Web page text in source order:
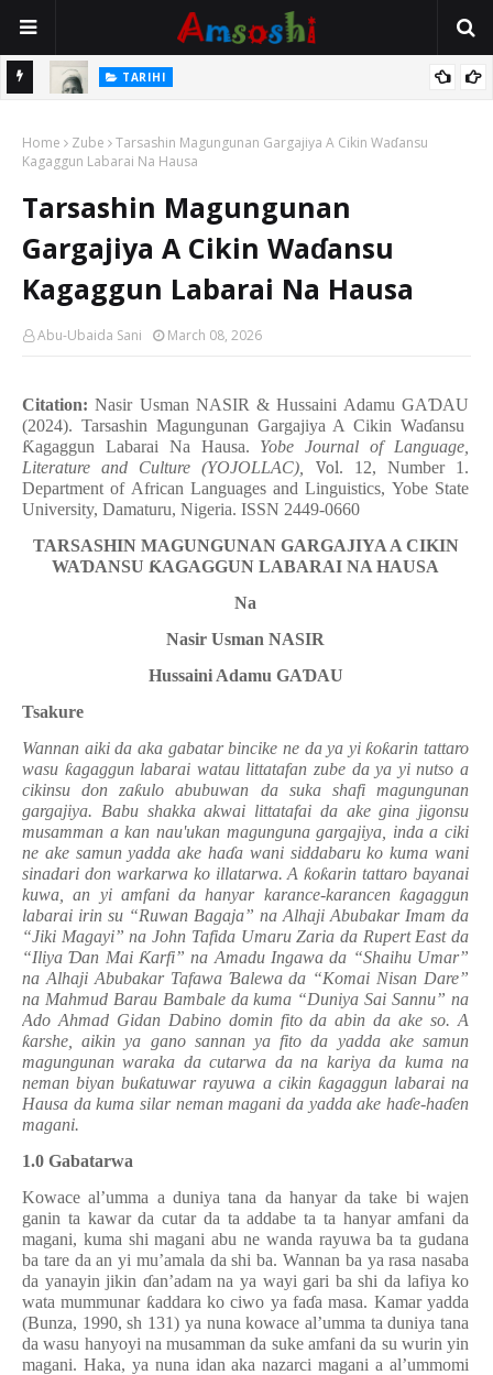
TARIHI
Usman Kure Bungudu
Home Zube
Tarsashin Magungunan Gargajiya A Cikin Waɗansu
Kagaggun Labarai Na Hausa
Tarsashin Magungunan
Gargajiya A Cikin Waɗansu
Kagaggun Labarai Na Hausa
Abu-Ubaida Sani March 08, 2026
Citation: Nasir Usman NASIR &Hussaini Adamu GAƊAU
(2024). Tarsashin Magungunan Gargajiya A Cikin Waɗansu
Ƙagaggun Labarai Na Hausa. Yobe Journal of Language,
Literature and Culture (YOJOLLAC),
Vol. 12, Number 1.
Department of African Languages and Linguistics, Yobe State
University, Damaturu, Nigeria. ISSN 2449-0660
TARSASHIN MAGUNGUNAN GARGAJIYA A CIKIN
WAƊANSU ƘAGAGGUN LABARAI NA HAUSA
Na
Nasir Usman NASIR
Hussaini Adamu GAƊAU
Tsakure
Wannan aiki da aka gabatar bincike ne da ya yiƙoƙarin tattaro
wasu ƙagaggun labarai watau littatafan zube da ya yi nutso a
cikinsu don zaƙulo abubuwan da suka shafi magungunan
gargajiya. Babu shakka akwai littatafai da ake gina jigonsu
musamman a kan nau'ukan magunguna gargajiya, inda a ciki
ne ake samun yadda ake haɗa wani siddabaru ko kuma wani
sinadari don warkarwa ko illatarwa. Aƙoƙarin tattaro bayanai
kuwa, an yi amfani da hanyar karance-karancenƙagaggun
labarai irin su “Ruwan Bagaja” na Alhaji Abubakar Imam da
“Jiki Magayi” na John Tafida Umaru Zaria da Rupert East da
“IliyaƊan Mai Ƙarfi” na Amadu Ingawa da “Shaihu Umar”
na Alhaji Abubakar Tafawa Ɓalewa da “Komai Nisan Dare”
na Mahmud Barau Bambale da kuma “Duniya Sai Sannu” na
Ado Ahmad Gidan Dabino domin fito da abin da ake so. A
ƙarshe, aikin ya gano sannan ya fito da yadda ake samun
magungunan waraka da cutarwa da na kariya da kuma na
neman biyan buƙatuwar rayuwa a cikin ƙagaggun labarai na
Hausa da kuma silar neman magani da yadda ake haɗe-haɗen
magani.
1.0 Gabatarwa
Kowace al’umma a duniya tana da hanyar da take bi wajen
ganin ta kawar da cutar da ta addabe ta ta hanyar amfani da
magani, kuma shi magani abu ne wanda rayuwa ba ta gudana
ba tare da an yi mu’amala da shi ba. Wannan ba ya rasa nasaba
da yanayin jikin ɗan’adam na ya wayi gari ba shi da lafiya ko
wata mummunar ƙaddara ko ciwo ya faɗa masa. Kamar yadda
(Bunza, 1990, sh 131) ya nuna kowace al’umma ta duniya tana
da wasu hanyoyi na musamman da suke amfani da su wurin yin
magani. Haka, ya nuna idan aka nazarci magani a al’ummomi